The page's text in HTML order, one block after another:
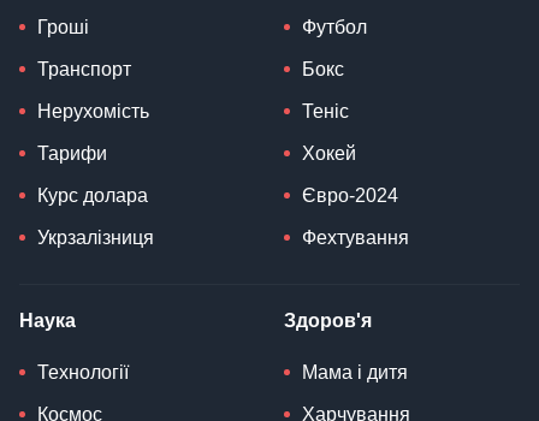
Гроші
Транспорт
Нерухомість
Тарифи
Курс долара
Укрзалізниця
Футбол
Бокс
Теніс
Хокей
Євро-2024
Фехтування
Наука
Технології
Космос
Здоров'я
Мама і дитя
Харчування